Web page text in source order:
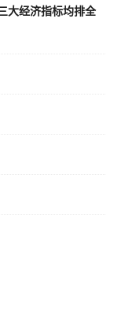
大经济指标均排全